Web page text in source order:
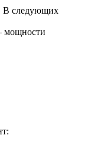
В следующих
мощности